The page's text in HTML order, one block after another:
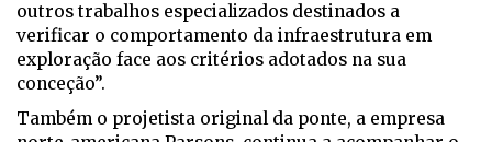
outros trabalhos especializados destinados a
verificar o comportamento da infraestrutura em
exploração face aos critérios adotados na sua
conceção”.
Também o projetista original da ponte, a empresa